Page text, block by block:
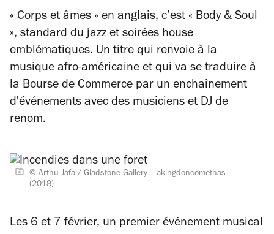
« Corps et âmes » en anglais, c’est « Body & Soul
», standard du jazz et soirées house
emblématiques. Un titre qui renvoie à la
musique afro-américaine et qui va se traduire à
la Bourse de Commerce par un enchaînement
d'événements avec des musiciens et DJ de
renom.
© Arthu Jafa / Gladstone Gallery
akingdoncomethas
(2018)
Les 6 et 7 février, un premier événement musical